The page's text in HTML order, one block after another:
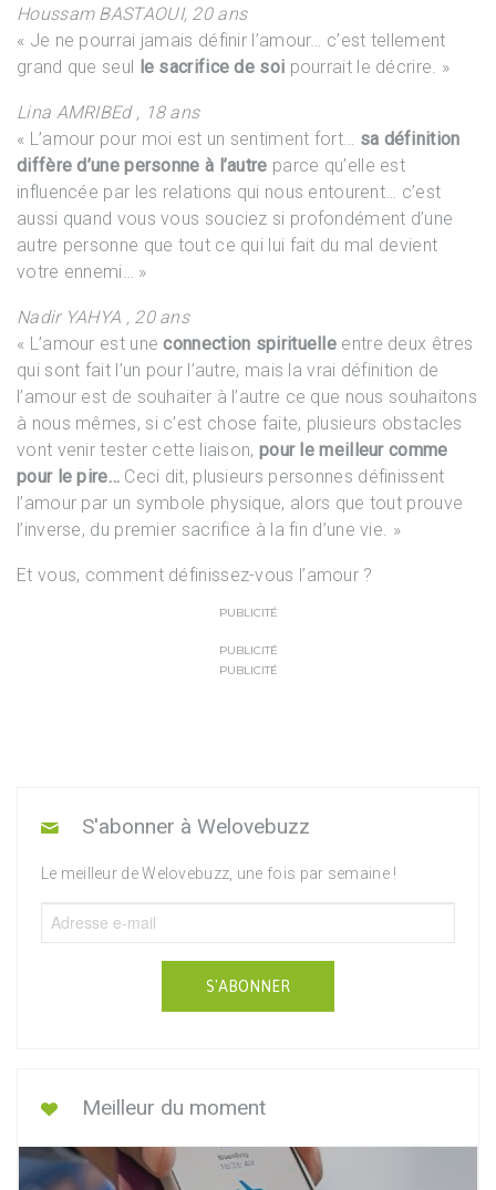
Houssam BASTAOUI, 20 ans
« Je ne pourrai jamais définir l’amour… c’est tellement
grand que seul le sacrifice de soi pourrait le décrire. »
Lina AMRIBEd , 18 ans
« L’amour pour moi est un sentiment fort… sa définition
diffère d’une personne à l’autre parce qu’elle est
influencée par les relations qui nous entourent… c’est
aussi quand vous vous souciez si profondément d’une
autre personne que tout ce qui lui fait du mal devient
votre ennemi… »
Nadir YAHYA , 20 ans
« L’amour est uneconnection spirituelle entre deux êtres
qui sont fait l’un pour l’autre, mais la vrai définition de
l’amour est de souhaiter à l’autre ce que nous souhaitons
à nous mêmes, si c’est chose faite, plusieurs obstacles
vont venir tester cette liaison, pour le meilleur comme
pour le pire…Ceci dit, plusieurs personnes définissent
l’amour par un symbole physique, alors que tout prouve
l’inverse, du premier sacrifice à la fin d’une vie. »
Et vous, comment définissez-vous l’amour ?
PUBLICITÉ
PUBLICITÉ
PUBLICITÉ
S'abonner à Welovebuzz
Le meilleur de Welovebuzz, une fois par semaine !
S'ABONNER
Meilleur du moment